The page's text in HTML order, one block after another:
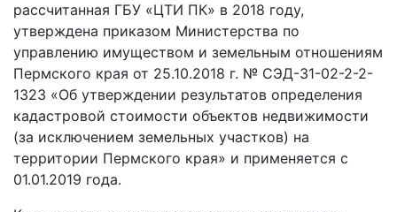
рассчитанная ГБУ «ЦТИ ПК» в 2018 году,
утверждена приказом Министерства по
управлению имуществом и земельным отношениям
Пермского края от 25.10.2018 г. № СЭД-31-02-2-2-
1323 «Об утверждении результатов определения
кадастровой стоимости объектов недвижимости
(за исключением земельных участков) на
территории Пермского края» и применяется с
01.01.2019 года.